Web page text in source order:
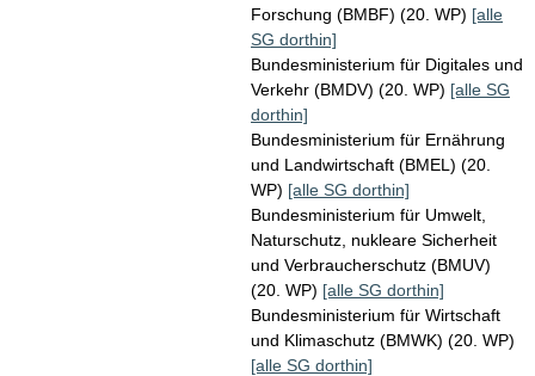
Forschung (BMBF) (20. WP) [alle
SG dorthin]
Bundesministerium für Digitales und
Verkehr (BMDV) (20. WP) [alle SG
dorthin]
Bundesministerium für Ernährung
und Landwirtschaft (BMEL) (20.
WP) [alle SG dorthin]
Bundesministerium für Umwelt,
Naturschutz, nukleare Sicherheit
und Verbraucherschutz (BMUV)
(20. WP) [alle SG dorthin]
Bundesministerium für Wirtschaft
und Klimaschutz (BMWK) (20. WP)
[alle SG dorthin]